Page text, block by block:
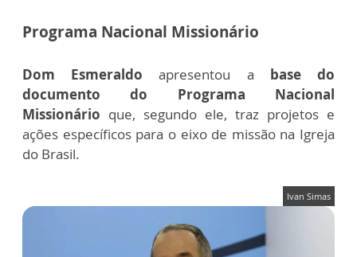
Programa Nacional Missionário
Dom Esmeraldoapresentou a base do
documento do Programa Nacional
Missionário que, segundo ele, traz projetos e
ações específicos para o eixo de missão na Igreja
do Brasil.
Ivan Simas